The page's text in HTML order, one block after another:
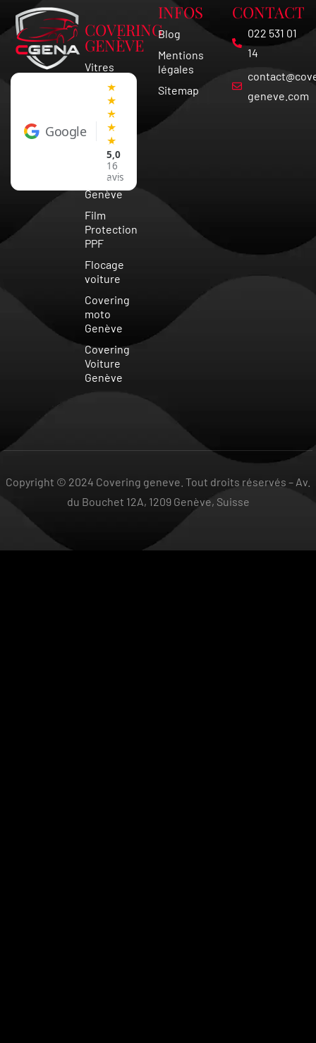
Google
★
★
★
★
★
5,0
16
avis
COVERING
GENÈVE
Vitres
Teintées
Covering
Voiture
Suisse
Vitre
teintée
Genève
Film
Protection
PPF
Flocage
voiture
Covering
moto
Genève
Covering
Voiture
Genève
INFOS
Blog
Mentions
légales
Sitemap
CONTACT
022 531 01
14
geneve.com
Copyright © 2024 Covering geneve. Tout droits réservés – Av.
du Bouchet 12A, 1209 Genève, Suisse